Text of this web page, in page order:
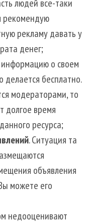
людей все-таки
рекомендую
рекламу давать у
денег;
о своем
делается бесплатно.
модераторами, то
долгое время
ресурса;
. Ситуация та
объявления
можете его
недооценивают